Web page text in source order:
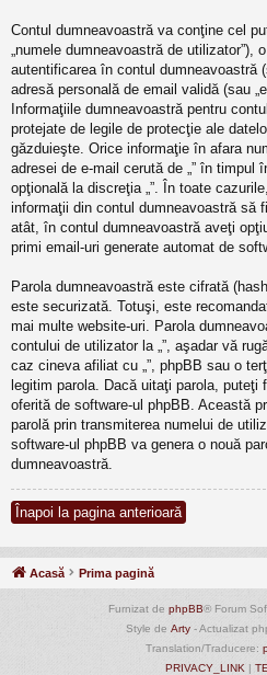
Contul dumneavoastră va conţine cel
„numele dumneavoastră de utilizator”),
autentificarea în contul dumneavoastră
adresă personală de email validă (sau
Informaţiile dumneavoastră pentru
protejate de legile de protecţie ale
găzduieşte. Orice informaţie în afara
adresei de e-mail cerută de „” în timpul
opţională la discreţia „”. În toate
informaţii din contul dumneavoastră să
atât, în contul dumneavoastră aveţi
primi email-uri generate automat de
Parola dumneavoastră este cifrată
este securizată. Totuşi, este
mai multe website-uri. Parola
contului de utilizator la „”, aşadar vă
caz cineva afiliat cu „”, phpBB sau o
legitim parola. Dacă uitaţi parola, puteţi
oferită de software-ul phpBB. Această
parolă prin transmiterea numelui de
software-ul phpBB va genera o nouă
dumneavoastră.
Înapoi la pagina anterioară
Acasă Prima pagină
Furnizat de phpBB® Forum
Style de Arty- Actualizat
Translation/Traducere:
PRIVACY_LINK |